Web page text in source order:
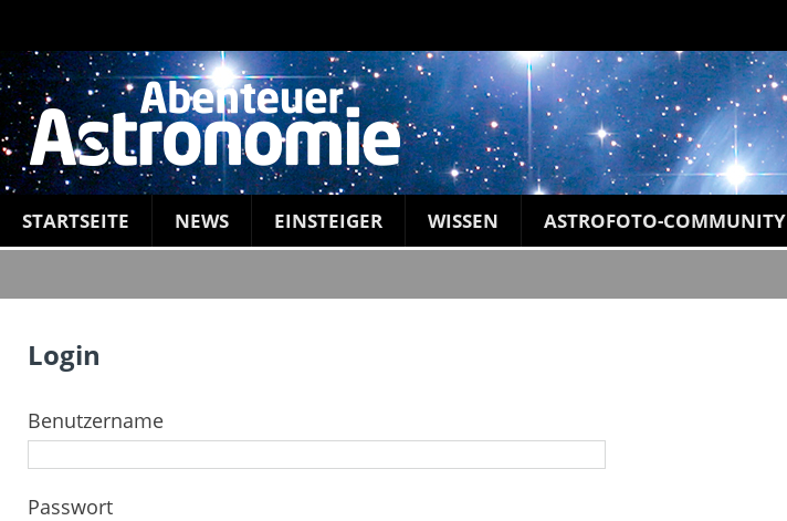
STARTSEITE NEWS EINSTEIGER WISSEN ASTROFOTO-COMMUNITY
Login
Benutzername
Passwort